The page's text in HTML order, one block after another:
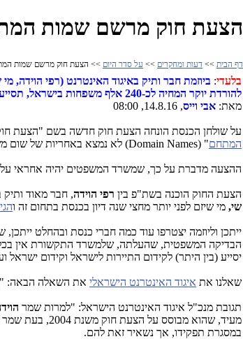
הצעת חוק מרשם שמות
דף הבית >> דעות ומחקרים >> על סדר היום >> הצעת חוק מרשם שמות
בלעדי: ביוזמת חבר ותיק באיגוד האינטרנט (רפי
להורדת יוקר המחיה לכ-240 אלף משפחות בישראל, תסייע במיתוג חיובי של ישראל בעולם ותקדם את התחום למאה ה-21.
מאת: אבי וייס, 14.8.16, 08:00
על שולחן הכנסת הונחה הצעת חוק חדשה בשם "הצעת חוק
המתחם" (Domain Names) לא נמצא באחריות של שום משרד ממשלתי.
ההצעה מדברת על כך, שמשרד המשפטים יהיה אחראי
הצעת החוק הוכנה בשת"פ בין רפי הוידה, חבר מאוד
שי, מי שיזם לפני יותר מחצי שנה דיון בכנסת בתחום זה ו
ייתכן וליוזמה יצטרפו עוד כמה חברי כנסת ובהחלט
הבדיקה המשפטית, שהעלתה, שלמשרד התקשורת אין
יסייע (בין היתר) לקידום התיירות לישראל וקידום ישראל
שאלנו את איגוד האינטרנט הישראלי את השאלה הבאה:
תגובת מנכ"ל איגוד האינטרנט הישראל: "למרות שמר
מעיד, שהוא מבוסס על הצעת חוק משנת 2004, בעת שמר
במסגרת תפקידו, אך נשאיר זאת להם.